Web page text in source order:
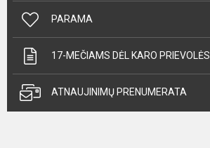
PARAMA
17-MEČIAMS DĖL KARO PRIEVOLĖS
ATNAUJINIMŲ PRENUMERATA